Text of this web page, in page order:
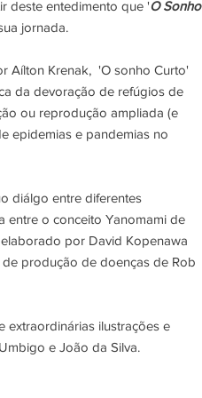
deste entedimento que 'O Sonho
jornada.
Aílton Krenak, 'O sonho Curto'
da devoração de refúgios de
ou reprodução ampliada (e
epidemias e pandemias no
diálgo entre diferentes
entre o conceito Yanomami de
por David Kopenawa
produção de doenças de Rob
extraordinárias ilustrações e
e João da Silva.